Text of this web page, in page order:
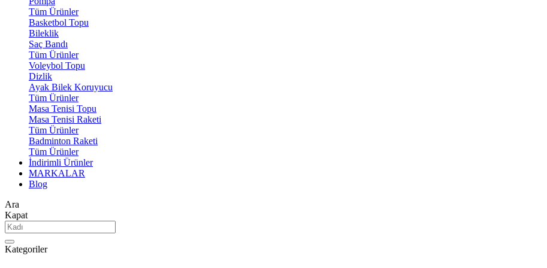
Tüm Ürünler
Basketbol Topu
Bileklik
Saç Bandı
Tüm Ürünler
Voleybol Topu
Dizlik
Ayak Bilek Koruyucu
Tüm Ürünler
Masa Tenisi Topu
Masa Tenisi Raketi
Tüm Ürünler
Badminton Raketi
Tüm Ürünler
İndirimli Ürünler
MARKALAR
Blog
Ara
Kapat
Kategoriler